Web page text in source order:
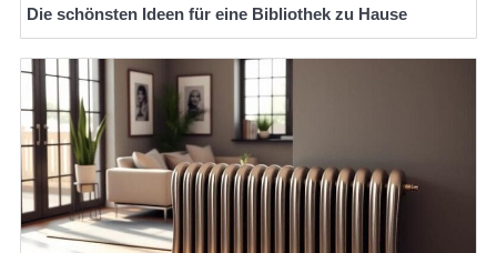
Die schönsten Ideen für eine Bibliothek zu Hause